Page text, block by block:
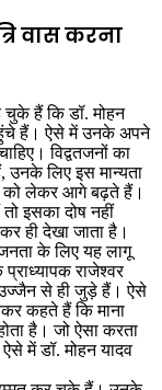
वास करना
चुके हैं कि डॉ. मोहन
हैं। ऐसे में उनके अपने
विद्वतजनों का
उनके लिए इस मान्यता
को लेकर आगे बढ़ते हैं।
इसका दोष नहीं
ही देखा जाता है।
के लिए यह लागू
प्राध्यापक राजेश्वर
उज्जैन से ही जुड़े हैं। ऐसे
कहते हैं कि माना
है। जो ऐसा करता
में डॉ. मोहन यादव